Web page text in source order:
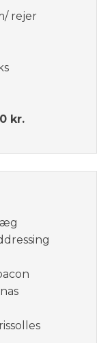
rejer
kr.